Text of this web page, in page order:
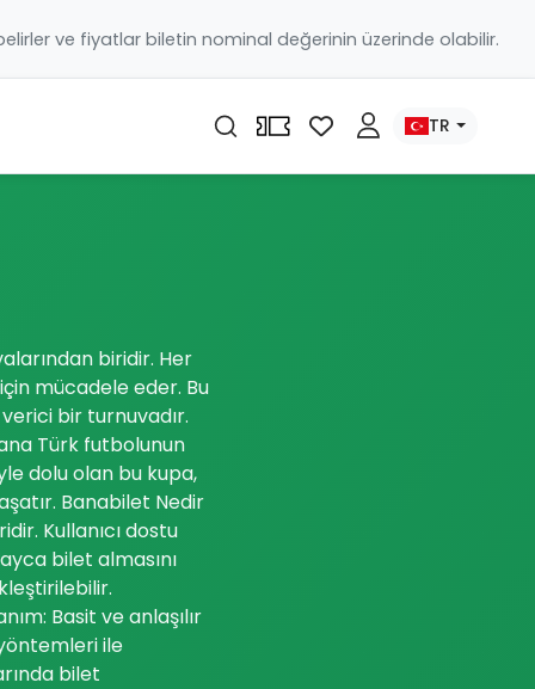
ve fiyatlar biletin nominal değerinin üzerinde olabilir.
TR
biridir. Her
mücadele eder. Bu
bir turnuvadır.
Türk futbolunun
dolu olan bu kupa,
Banabilet Nedir
Kullanıcı dostu
bilet almasını
Basit ve anlaşılır
ile
bilet